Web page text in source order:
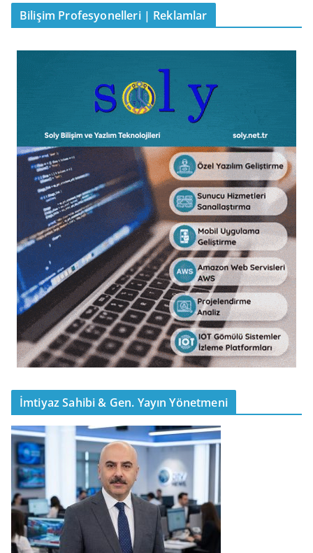
Bilişim Profesyonelleri | Reklamlar
İmtiyaz Sahibi & Gen. Yayın Yönetmeni